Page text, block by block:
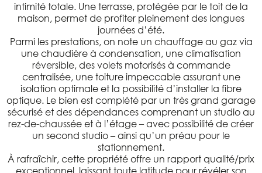
intimité totale. Une terrasse, protégée par le toit de la
maison, permet de profiter pleinement des longues
journées d’été.
Parmi les prestations, on note un chauffage au gaz via
une chaudière à condensation, une climatisation
réversible, des volets motorisés à commande
centralisée, une toiture impeccable assurant une
isolation optimale et la possibilité d’installer la fibre
optique. Le bien est complété par un très grand garage
sécurisé et des dépendances comprenant un studio au
rez-de-chaussée et à l’étage – avec possibilité de créer
un second studio – ainsi qu’un préau pour le
stationnement.
À rafraîchir, cette propriété offre un rapport qualité/prix